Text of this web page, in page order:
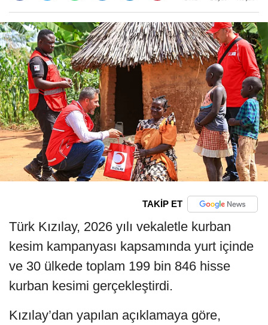
TAKİP ET
Türk Kızılay, 2026 yılı vekaletle kurban
kesim kampanyası kapsamında yurt içinde
ve 30 ülkede toplam 199 bin 846 hisse
kurban kesimi gerçekleştirdi.
Kızılay’dan yapılan açıklamaya göre,